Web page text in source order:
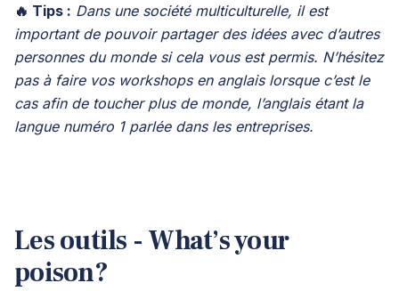
🔥 Tips : Dans une société multiculturelle, il est
important de pouvoir partager des idées avec d’autres
personnes du monde si cela vous est permis. N’hésitez
pas à faire vos workshops en anglais lorsque c’est le
cas afin de toucher plus de monde, l’anglais étant la
langue numéro 1 parlée dans les entreprises.
Les outils - What’s your
poison?